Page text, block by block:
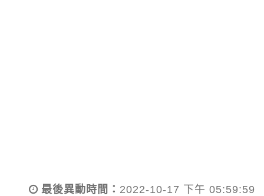
最後異動時間： 2022-10-17 下午 05:59:59